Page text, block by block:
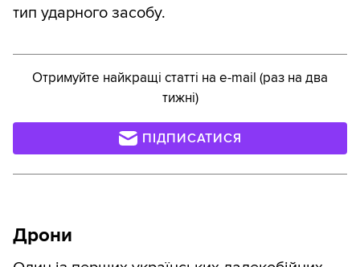
тип ударного засобу.
Отримуйте найкращі статті на e-mail (раз на два
тижні)
ПІДПИСАТИСЯ
Дрони